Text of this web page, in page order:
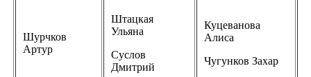
Шурчков
Артур
Штацкая
Ульяна
Суслов
Дмитрий
Куцеванова
Алиса
Чугунков Захар